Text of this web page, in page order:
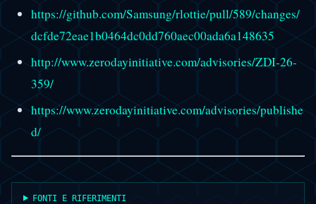
https://github.com/Samsung/rlottie/pull/589/changes/
dcfde72eae1b0464dc0dd760aec00ada6a148635
http://www.zerodayinitiative.com/advisories/ZDI-26-
359/
https://www.zerodayinitiative.com/advisories/publishe
d/
FONTI E RIFERIMENTI